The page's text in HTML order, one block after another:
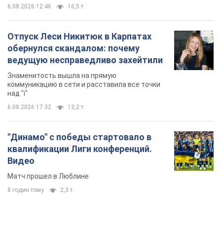
6.08.2026 17:32 13,2 т.
"Динамо" с победы стартовало в
квалификации Лиги конференций.
Видео
Матч прошел в Люблине
8 годин тому